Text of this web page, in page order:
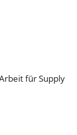
für Supply